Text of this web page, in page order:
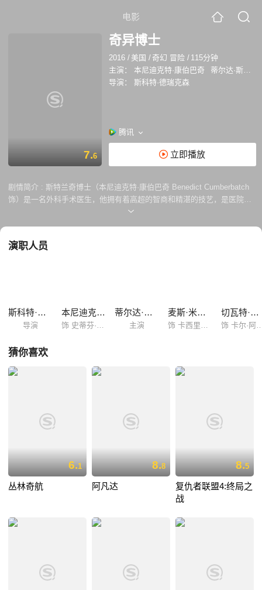
电影
7.6
奇异博士
2016 / 美国 / 奇幻 冒险 / 115分钟
主演：
本尼迪克特·康伯巴奇
蒂尔达·斯文顿
导演：
斯科特·德瑞克森
腾讯
立即播放
剧情简介 : 斯特兰奇博士（本尼迪克特·康伯巴奇 Benedict Cumberbatch
饰）是一名外科手术医生，他拥有着高超的智商和精湛的技艺，是医院乃
至整个医学界的传奇人物。某一日，斯特兰奇博士遭遇了一场可怕的车
义陷入了绝望之中，他决定远赴尼泊尔，寻找传说中能够治愈他双手的神
演职人员
斯科特·德瑞克森
导演
本尼迪克特·康伯巴奇 蒂尔达·斯文顿
主演
麦斯·米科尔森 切瓦特·埃加福特
猜你喜欢
6.1
丛林奇航
8.8
阿凡达
8.5
复仇者联盟4:终局之
战